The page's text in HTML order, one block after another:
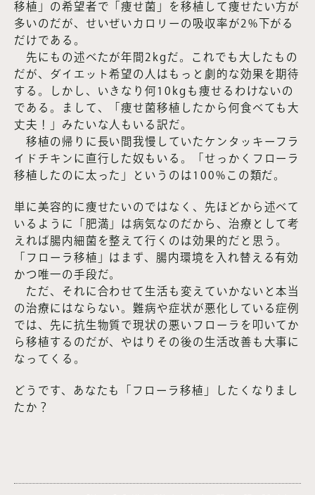
移植」の希望者で「痩せ菌」を移植して痩せたい方が
多いのだが、せいぜいカロリーの吸収率が2%下がる
だけである。
先にもの述べたが年間2kgだ。これでも大したもの
だが、ダイエット希望の人はもっと劇的な効果を期待
する。しかし、いきなり何10kgも痩せるわけないの
である。まして、「痩せ菌移植したから何食べても大
丈夫！」みたいな人もいる訳だ。
移植の帰りに長い間我慢していたケンタッキーフラ
イドチキンに直行した奴もいる。「せっかくフローラ
移植したのに太った」というのは100%この類だ。
単に美容的に痩せたいのではなく、先ほどから述べて
いるように「肥満」は病気なのだから、治療として考
えれば腸内細菌を整えて行くのは効果的だと思う。
「フローラ移植」はまず、腸内環境を入れ替える有効
かつ唯一の手段だ。
ただ、それに合わせて生活も変えていかないと本当
の治療にはならない。難病や症状が悪化している症例
では、先に抗生物質で現状の悪いフローラを叩いてか
ら移植するのだが、やはりその後の生活改善も大事に
なってくる。
どうです、あなたも「フローラ移植」したくなりまし
たか？